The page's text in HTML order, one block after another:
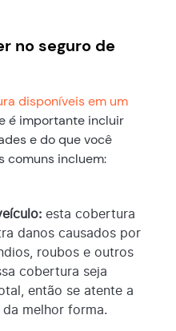
no seguro de
disponíveis em um
é importante incluir
e do que você
comuns incluem:
esta cobertura
danos causados por
roubos e outros
cobertura seja
então se atente a
melhor forma.